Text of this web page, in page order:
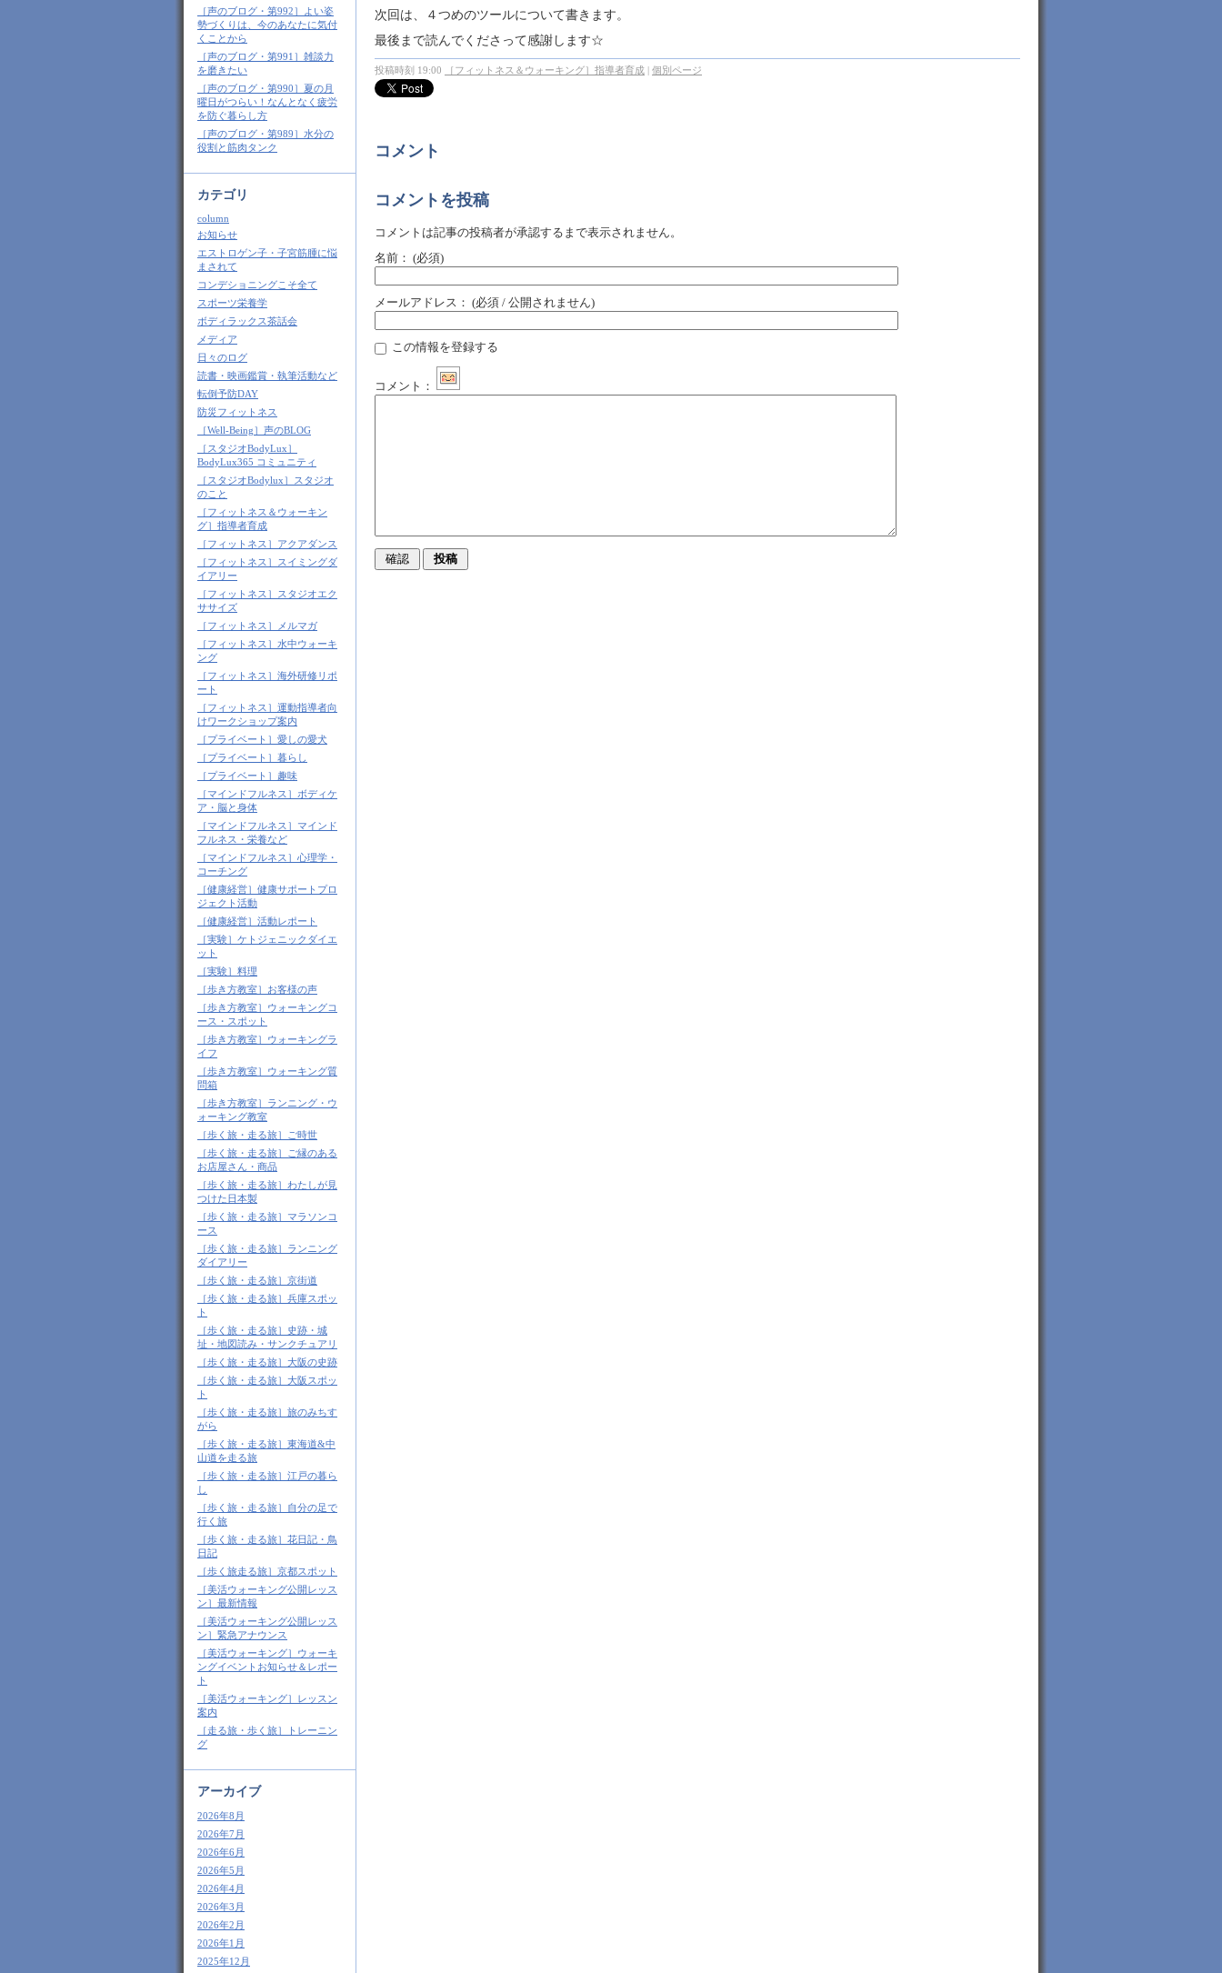
［声のブログ・第992］よい姿
勢づくりは、今のあなたに気付
くことから
［声のブログ・第991］雑談力
を磨きたい
［声のブログ・第990］夏の月
曜日がつらい！なんとなく疲労
を防ぐ暮らし方
［声のブログ・第989］水分の
役割と筋肉タンク
カテゴリ
column
お知らせ
エストロゲン子・子宮筋腫に悩
まされて
コンデショニングこそ全て
スポーツ栄養学
ボディラックス茶話会
メディア
日々のログ
読書・映画鑑賞・執筆活動など
転倒予防DAY
防災フィットネス
［Well-Being］声のBLOG
［スタジオBodyLux］
BodyLux365 コミュニティ
［スタジオBodylux］スタジオ
のこと
［フィットネス＆ウォーキン
グ］指導者育成
［フィットネス］アクアダンス
［フィットネス］スイミングダ
イアリー
［フィットネス］スタジオエク
ササイズ
［フィットネス］メルマガ
［フィットネス］水中ウォーキ
ング
［フィットネス］海外研修リポ
ート
［フィットネス］運動指導者向
けワークショップ案内
［プライベート］愛しの愛犬
［プライベート］暮らし
［プライベート］趣味
［マインドフルネス］ボディケ
ア・脳と身体
［マインドフルネス］マインド
フルネス・栄養など
［マインドフルネス］心理学・
コーチング
［健康経営］健康サポートプロ
ジェクト活動
［健康経営］活動レポート
［実験］ケトジェニックダイエ
ット
［実験］料理
［歩き方教室］お客様の声
［歩き方教室］ウォーキングコ
ース・スポット
［歩き方教室］ウォーキングラ
イフ
［歩き方教室］ウォーキング質
問箱
［歩き方教室］ランニング・ウ
ォーキング教室
［歩く旅・走る旅］ご時世
［歩く旅・走る旅］ご縁のある
お店屋さん・商品
［歩く旅・走る旅］わたしが見
つけた日本製
［歩く旅・走る旅］マラソンコ
ース
［歩く旅・走る旅］ランニング
ダイアリー
［歩く旅・走る旅］京街道
［歩く旅・走る旅］兵庫スポッ
ト
［歩く旅・走る旅］史跡・城
址・地図読み・サンクチュアリ
［歩く旅・走る旅］大阪の史跡
［歩く旅・走る旅］大阪スポッ
ト
［歩く旅・走る旅］旅のみちす
がら
［歩く旅・走る旅］東海道&中
山道を走る旅
［歩く旅・走る旅］江戸の暮ら
し
［歩く旅・走る旅］自分の足で
行く旅
［歩く旅・走る旅］花日記・鳥
日記
［歩く旅走る旅］京都スポット
［美活ウォーキング公開レッス
ン］最新情報
［美活ウォーキング公開レッス
ン］緊急アナウンス
［美活ウォーキング］ウォーキ
ングイベントお知らせ＆レポー
ト
［美活ウォーキング］レッスン
案内
［走る旅・歩く旅］トレーニン
グ
アーカイブ
2026年8月
2026年7月
2026年6月
2026年5月
2026年4月
2026年3月
2026年2月
2026年1月
2025年12月
次回は、４つめのツールについて書きます。
最後まで読んでくださって感謝します☆
投稿時刻 19:00 ［フィットネス＆ウォーキング］指導者育成 | 個別ページ
コメント
コメントを投稿
コメントは記事の投稿者が承認するまで表示されません。
名前： (必須)
メールアドレス： (必須 / 公開されません)
この情報を登録する
コメント：